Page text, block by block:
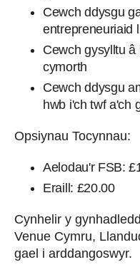
Cewch ddysgu
entrepreneuriaid
Cewch gysylltu
cymorth
Cewch ddysgu
hwb i'ch twf a'ch
Opsiynau Tocynnau:
Aelodau'r FSB:
Eraill: £20.00
Cynhelir y
Venue Cymru,
gael i arddangoswyr.